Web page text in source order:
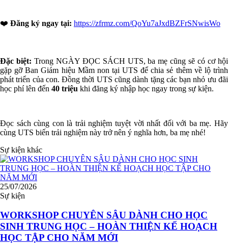
❤️ Đăng ký ngay tại: https://zfrmz.com/QoYu7aJxdBZFrSNwisWo
Đặc biệt: Trong NGÀY ĐỌC SÁCH UTS, ba mẹ cũng sẽ có cơ hội
gặp gỡ Ban Giám hiệu Mầm non tại UTS để chia sẻ thêm về lộ trình
phát triển của con. Đồng thời UTS cũng dành tặng các bạn nhỏ ưu đãi
học phí lên đến 40 triệu khi đăng ký nhập học ngay trong sự kiện.
Đọc sách cùng con là trải nghiệm tuyệt vời nhất đối với ba mẹ. Hãy
cùng UTS biến trải nghiệm này trở nên ý nghĩa hơn, ba mẹ nhé!
Sự kiện khác
25/07/2026
Sự kiện
WORKSHOP CHUYÊN SÂU DÀNH CHO HỌC
SINH TRUNG HỌC – HOÀN THIỆN KẾ HOẠCH
HỌC TẬP CHO NĂM MỚI